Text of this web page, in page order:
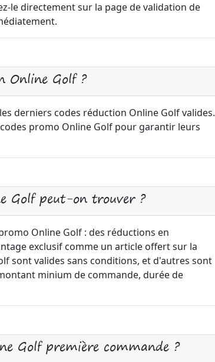
le directement sur la page de validation de
Online Golf ?
derniers codes réduction Online Golf valides.
promo Online Golf pour garantir leurs
Golf peut-on trouver ?
Online Golf : des réductions en
exclusif comme un article offert sur la
sont valides sans conditions, et d'autres sont
minium de commande, durée de
Golf première commande ?